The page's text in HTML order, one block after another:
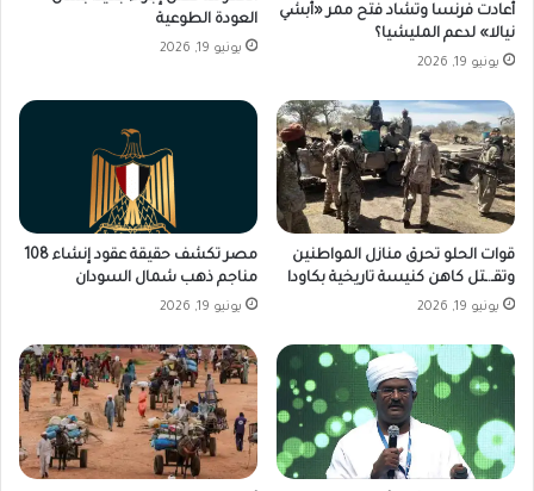
أعادت فرنسا وتشاد فتح ممر «أبشي
نيالا» لدعم المليشيا؟
يونيو 19, 2026
العودة الطوعية
يونيو 19, 2026
قوات الحلو تحرق منازل المواطنين
وتقـ.ـتل كاهن كنيسة تاريخية بكاودا
يونيو 19, 2026
مصر تكشف حقيقة عقود إنشاء 108
مناجم ذهب شمال السودان
يونيو 19, 2026